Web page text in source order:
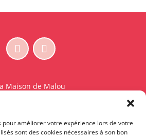
pour améliorer votre expérience lors de votre
sont des cookies nécessaires à son bon
Maison de Malou
BE 0765.825.589